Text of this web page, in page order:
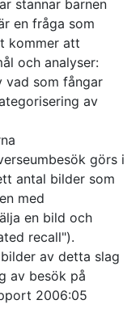
stannar barnen
en fråga som
kommer att
och analyser:
vad som fångar
av
görs i
antal bilder som
med
en bild och
recall").
av detta slag
av besök på
2006:05